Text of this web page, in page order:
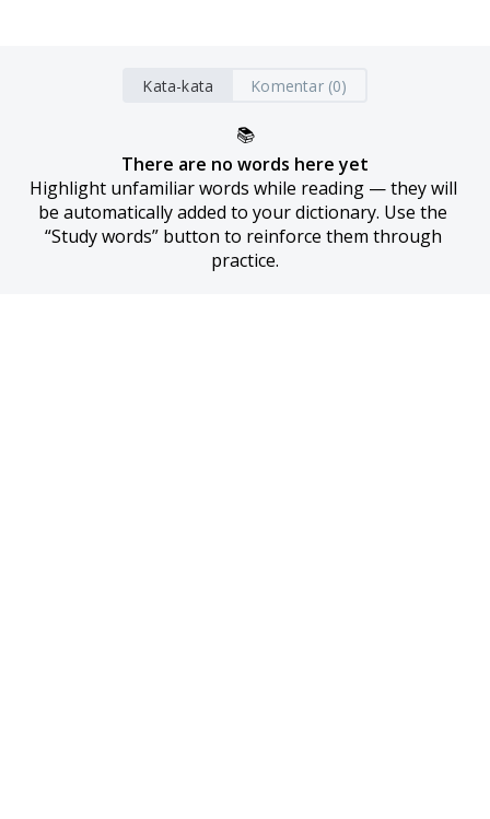
Kata-kata Komentar (0)
📚
There are no words here yet
Highlight unfamiliar words while reading — they will
be automatically added to your dictionary. Use the
“Study words” button to reinforce them through
practice.